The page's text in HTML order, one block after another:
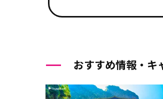
おすすめ情報・キ